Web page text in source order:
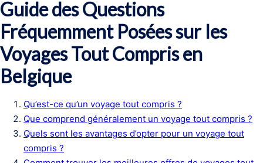
Guide des Questions
Fréquemment Posées sur les
Voyages Tout Compris en
Belgique
Qu’est-ce qu’un voyage tout compris ?
Que comprend généralement un voyage tout compris ?
Quels sont les avantages d’opter pour un voyage tout
compris ?